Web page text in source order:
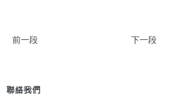
前一段 下一段
聯絡我們